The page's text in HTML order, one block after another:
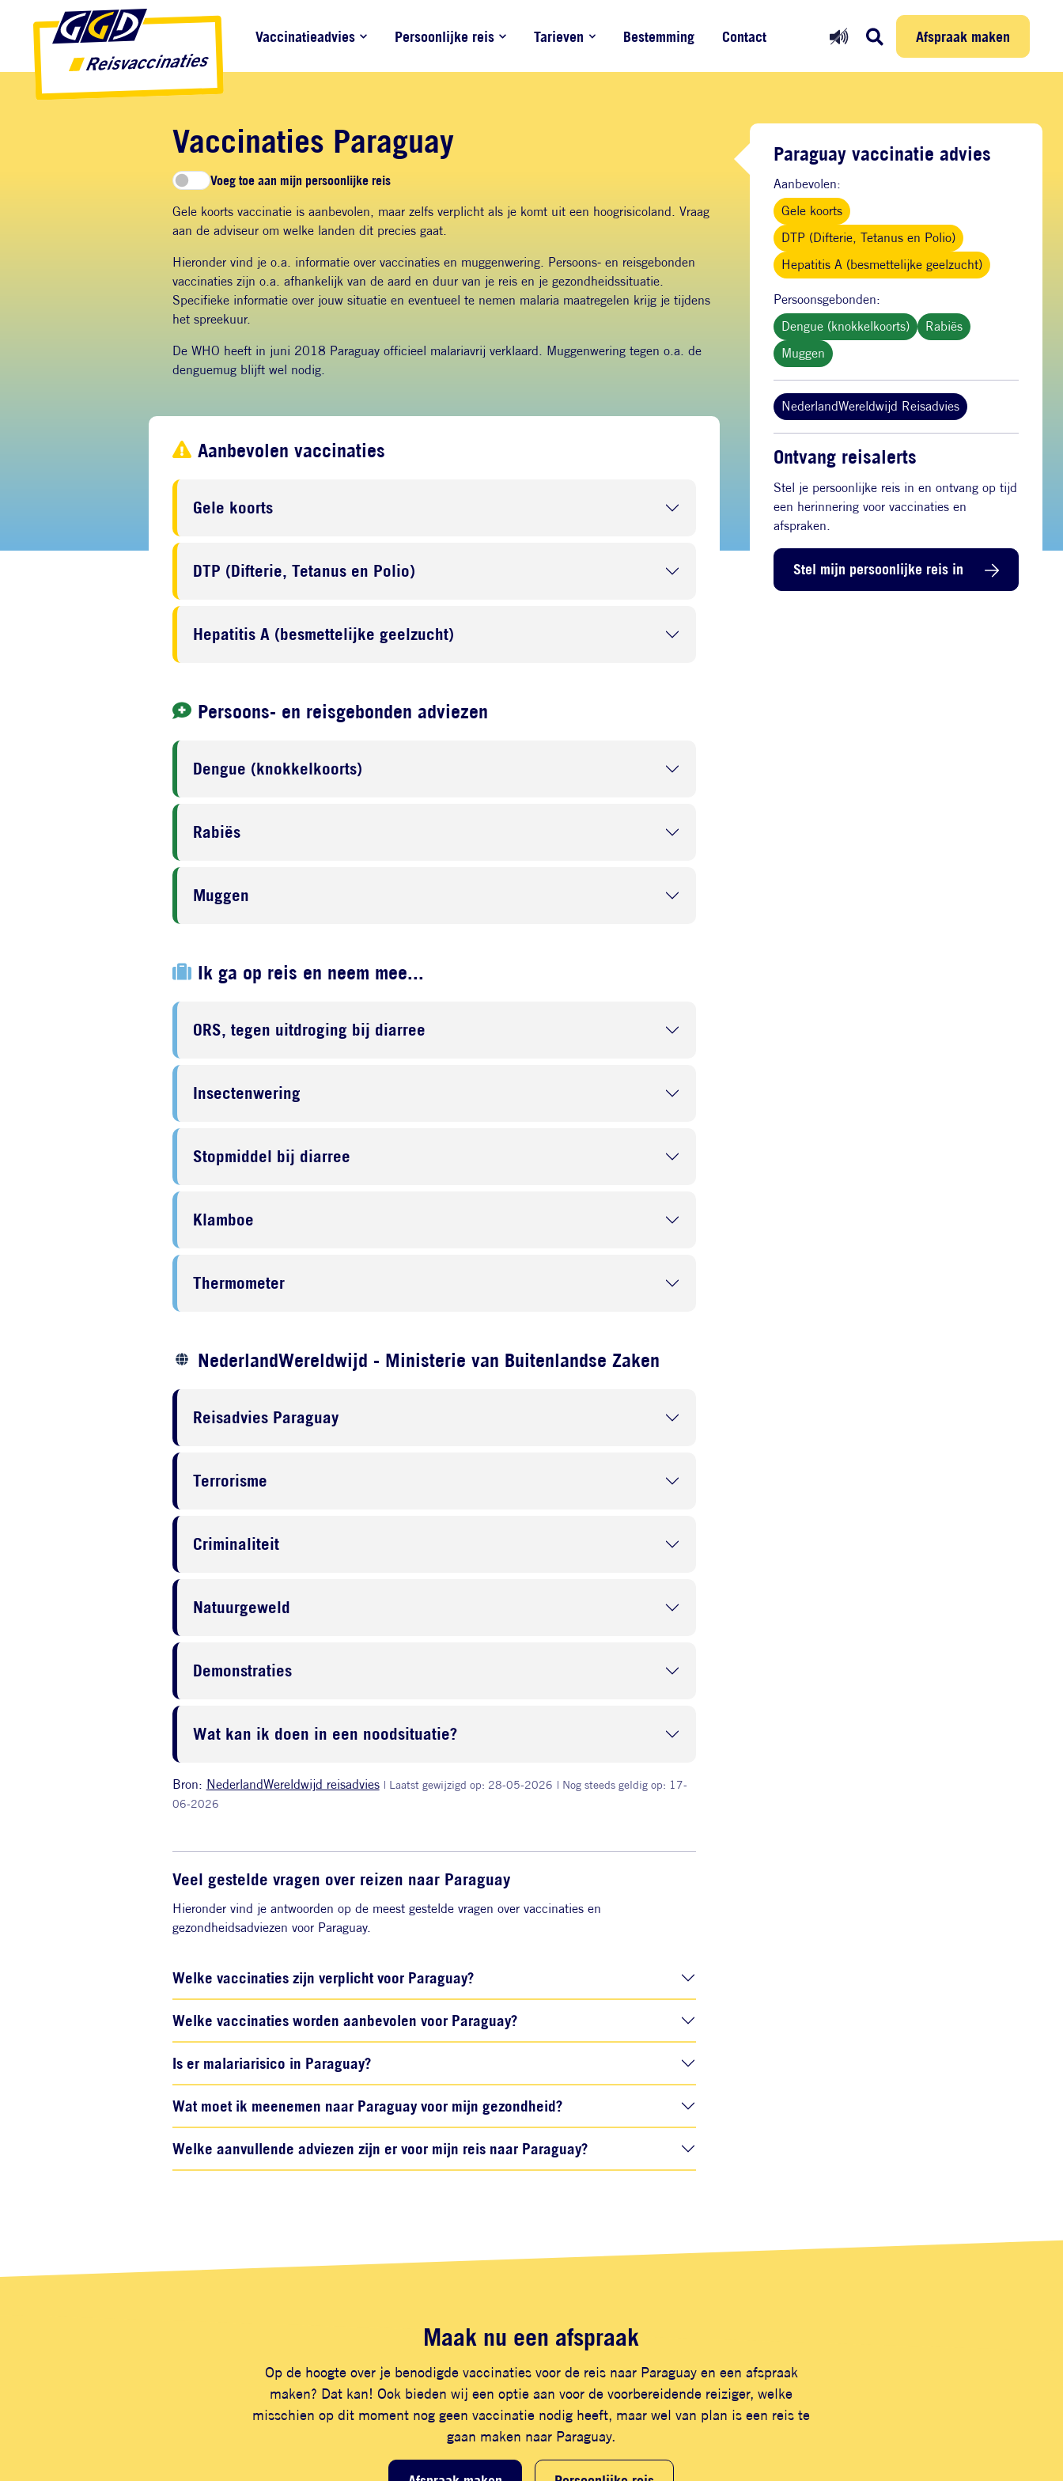
Direct naar inhoud
Direct naar hoofdnavigatie
Direct naar zoekfunctie
Persoonlijke reis Afspraak maken
Afspraak maken
Hoofdnavigatie
Vaccinatieadvies Persoonlijke reis Tarieven Bestemming Contact
Vaccinaties Paraguay
Voeg toe aan mijn persoonlijke reis
Gele koorts vaccinatie is aanbevolen, maar zelfs verplicht als je komt uit een hoogrisicoland. Vraag
aan de adviseur om welke landen dit precies gaat.
Hieronder vind je o.a. informatie over vaccinaties en muggenwering. Persoons- en reisgebonden
vaccinaties zijn o.a. afhankelijk van de aard en duur van je reis en je gezondheidssituatie.
Specifieke informatie over jouw situatie en eventueel te nemen malaria maatregelen krijg je tijdens
het spreekuur.
De WHO heeft in juni 2018 Paraguay officieel malariavrij verklaard. Muggenwering tegen o.a. de
denguemug blijft wel nodig.
Paraguay vaccinatie advies
Aanbevolen:
Gele koorts
DTP (Difterie, Tetanus en Polio)
Hepatitis A (besmettelijke geelzucht)
Persoonsgebonden:
Dengue (knokkelkoorts)
Rabiës
Muggen
NederlandWereldwijd Reisadvies
Ontvang reisalerts
Stel je persoonlijke reis in en ontvang op tijd
een herinnering voor vaccinaties en
afspraken.
Stel mijn persoonlijke reis in
Aanbevolen vaccinaties
Gele koorts
DTP (Difterie, Tetanus en Polio)
Hepatitis A (besmettelijke geelzucht)
Persoons- en reisgebonden adviezen
Dengue (knokkelkoorts)
Rabiës
Muggen
Ik ga op reis en neem mee...
ORS, tegen uitdroging bij diarree
Insectenwering
Stopmiddel bij diarree
Klamboe
Thermometer
NederlandWereldwijd - Ministerie van Buitenlandse Zaken
Reisadvies Paraguay
Terrorisme
Criminaliteit
Natuurgeweld
Demonstraties
Wat kan ik doen in een noodsituatie?
Bron: NederlandWereldwijd reisadvies | Laatst gewijzigd op: 28-05-2026 | Nog steeds geldig op: 17-
06-2026
Veel gestelde vragen over reizen naar Paraguay
Hieronder vind je antwoorden op de meest gestelde vragen over vaccinaties en
gezondheidsadviezen voor Paraguay.
Welke vaccinaties zijn verplicht voor Paraguay?
Welke vaccinaties worden aanbevolen voor Paraguay?
Is er malariarisico in Paraguay?
Wat moet ik meenemen naar Paraguay voor mijn gezondheid?
Welke aanvullende adviezen zijn er voor mijn reis naar Paraguay?
Maak nu een afspraak
Op de hoogte over je benodigde vaccinaties voor de reis naar Paraguay en een afspraak
maken? Dat kan! Ook bieden wij een optie aan voor de voorbereidende reiziger, welke
misschien op dit moment nog geen vaccinatie nodig heeft, maar wel van plan is een reis te
gaan maken naar Paraguay.